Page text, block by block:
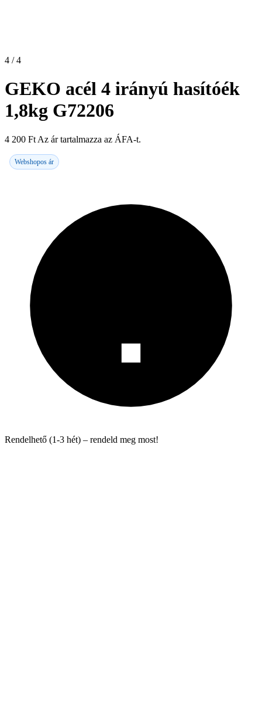
4 / 4
GEKO acél 4 irányú hasítóék
1,8kg G72206
4 200 Ft Az ár tartalmazza az ÁFA-t.
Webshopos ár
Rendelhető (1-3 hét) – rendeld meg most!